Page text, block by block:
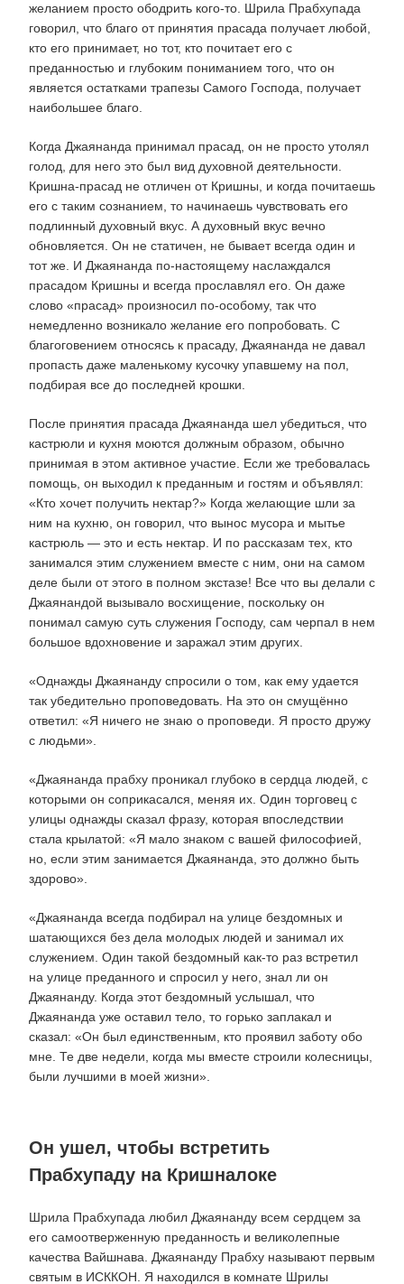
желанием просто ободрить кого-то. Шрила Прабхупада
говорил, что благо от принятия прасада получает любой,
кто его принимает, но тот, кто почитает его с
преданностью и глубоким пониманием того, что он
является остатками трапезы Самого Господа, получает
наибольшее благо.
Когда Джаянанда принимал прасад, он не просто утолял
голод, для него это был вид духовной деятельности.
Кришна-прасад не отличен от Кришны, и когда почитаешь
его с таким сознанием, то начинаешь чувствовать его
подлинный духовный вкус. А духовный вкус вечно
обновляется. Он не статичен, не бывает всегда один и
тот же. И Джаянанда по-настоящему наслаждался
прасадом Кришны и всегда прославлял его. Он даже
слово «прасад» произносил по-особому, так что
немедленно возникало желание его попробовать. С
благоговением относясь к прасаду, Джаянанда не давал
пропасть даже маленькому кусочку упавшему на пол,
подбирая все до последней крошки.
После принятия прасада Джаянанда шел убедиться, что
кастрюли и кухня моются должным образом, обычно
принимая в этом активное участие. Если же требовалась
помощь, он выходил к преданным и гостям и объявлял:
«Кто хочет получить нектар?» Когда желающие шли за
ним на кухню, он говорил, что вынос мусора и мытье
кастрюль — это и есть нектар. И по рассказам тех, кто
занимался этим служением вместе с ним, они на самом
деле были от этого в полном экстазе! Все что вы делали с
Джаянандой вызывало восхищение, поскольку он
понимал самую суть служения Господу, сам черпал в нем
большое вдохновение и заражал этим других.
«Однажды Джаянанду спросили о том, как ему удается
так убедительно проповедовать. На это он смущённо
ответил: «Я ничего не знаю о проповеди. Я просто дружу
с людьми».
«Джаянанда прабху проникал глубоко в сердца людей, с
которыми он соприкасался, меняя их. Один торговец с
улицы однажды сказал фразу, которая впоследствии
стала крылатой: «Я мало знаком с вашей философией,
но, если этим занимается Джаянанда, это должно быть
здорово».
«Джаянанда всегда подбирал на улице бездомных и
шатающихся без дела молодых людей и занимал их
служением. Один такой бездомный как-то раз встретил
на улице преданного и спросил у него, знал ли он
Джаянанду. Когда этот бездомный услышал, что
Джаянанда уже оставил тело, то горько заплакал и
сказал: «Он был единственным, кто проявил заботу обо
мне. Те две недели, когда мы вместе строили колесницы,
были лучшими в моей жизни».
Он ушел, чтобы встретить
Прабхупаду на Кришналоке
Шрила Прабхупада любил Джаянанду всем сердцем за
его самоотверженную преданность и великолепные
качества Вайшнава. Джаянанду Прабху называют первым
святым в ИСККОН. Я находился в комнате Шрилы